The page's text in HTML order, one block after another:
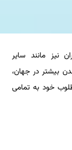
نیز مانند سایر
بیشتر در جهان،
خود به تمامی